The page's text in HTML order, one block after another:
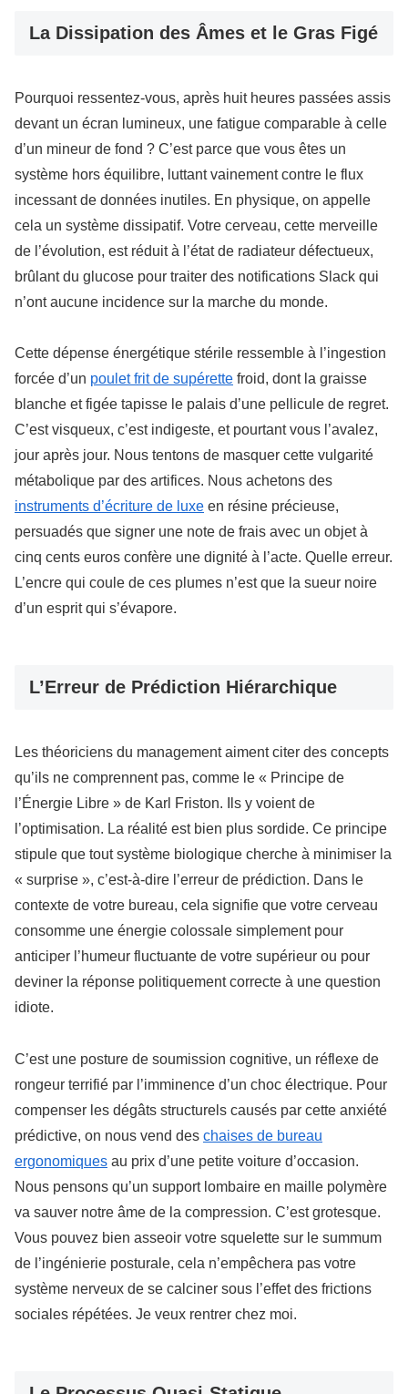
La Dissipation des Âmes et le Gras Figé
Pourquoi ressentez-vous, après huit heures passées assis
devant un écran lumineux, une fatigue comparable à celle
d’un mineur de fond ? C’est parce que vous êtes un
système hors équilibre, luttant vainement contre le flux
incessant de données inutiles. En physique, on appelle
cela un système dissipatif. Votre cerveau, cette merveille
de l’évolution, est réduit à l’état de radiateur défectueux,
brûlant du glucose pour traiter des notifications Slack qui
n’ont aucune incidence sur la marche du monde.
Cette dépense énergétique stérile ressemble à l’ingestion
forcée d’un poulet frit de supérette froid, dont la graisse
blanche et figée tapisse le palais d’une pellicule de regret.
C’est visqueux, c’est indigeste, et pourtant vous l’avalez,
jour après jour. Nous tentons de masquer cette vulgarité
métabolique par des artifices. Nous achetons des
instruments d’écriture de luxe en résine précieuse,
persuadés que signer une note de frais avec un objet à
cinq cents euros confère une dignité à l’acte. Quelle erreur.
L’encre qui coule de ces plumes n’est que la sueur noire
d’un esprit qui s’évapore.
L’Erreur de Prédiction Hiérarchique
Les théoriciens du management aiment citer des concepts
qu’ils ne comprennent pas, comme le « Principe de
l’Énergie Libre » de Karl Friston. Ils y voient de
l’optimisation. La réalité est bien plus sordide. Ce principe
stipule que tout système biologique cherche à minimiser la
« surprise », c’est-à-dire l’erreur de prédiction. Dans le
contexte de votre bureau, cela signifie que votre cerveau
consomme une énergie colossale simplement pour
anticiper l’humeur fluctuante de votre supérieur ou pour
deviner la réponse politiquement correcte à une question
idiote.
C’est une posture de soumission cognitive, un réflexe de
rongeur terrifié par l’imminence d’un choc électrique. Pour
compenser les dégâts structurels causés par cette anxiété
prédictive, on nous vend des chaises de bureau
ergonomiques au prix d’une petite voiture d’occasion.
Nous pensons qu’un support lombaire en maille polymère
va sauver notre âme de la compression. C’est grotesque.
Vous pouvez bien asseoir votre squelette sur le summum
de l’ingénierie posturale, cela n’empêchera pas votre
système nerveux de se calciner sous l’effet des frictions
sociales répétées. Je veux rentrer chez moi.